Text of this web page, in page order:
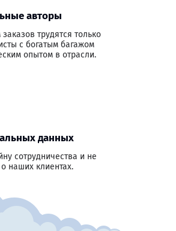
авторы
трудятся только
с богатым багажом
опытом в отрасли.
данных
сотрудничества и не
наших клиентах.